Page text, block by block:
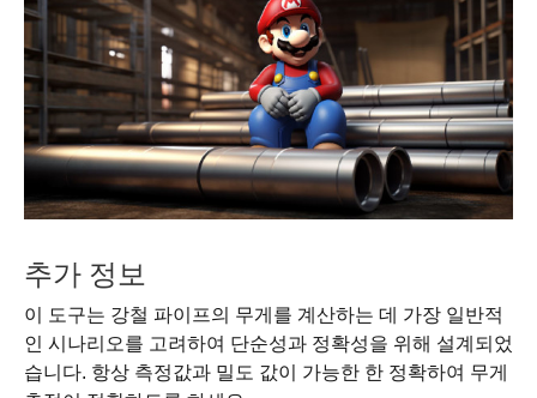
추가 정보
이 도구는 강철 파이프의 무게를 계산하는 데 가장 일반적
인 시나리오를 고려하여 단순성과 정확성을 위해 설계되었
습니다. 항상 측정값과 밀도 값이 가능한 한 정확하여 무게